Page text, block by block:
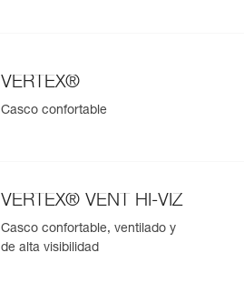
VERTEX®
Casco confortable
VERTEX® VENT HI-VIZ
Casco confortable, ventilado y
de alta visibilidad